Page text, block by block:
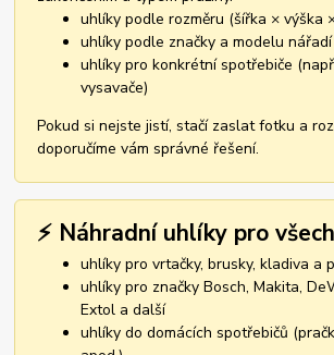
uhlíky podle rozměru (šířka × výška
uhlíky podle značky a modelu nářadí
uhlíky pro konkrétní spotřebiče
vysavače)
Pokud si nejste jistí, stačí zaslat fotku a
doporučíme vám správné řešení.
⚡ Náhradní uhlíky pro
uhlíky pro vrtačky, brusky, kladiva a
uhlíky pro značky Bosch, Makita,
Extol a další
uhlíky do domácích spotřebičů